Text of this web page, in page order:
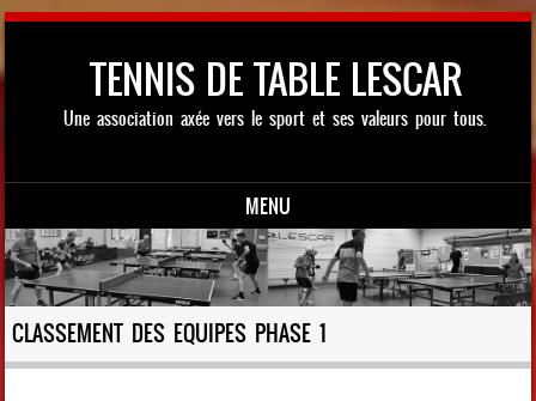
TENNIS DE TABLE LESCAR
Une association axée vers le sport et ses valeurs pour tous.
MENU
Skip to content
CLASSEMENT DES EQUIPES PHASE 1